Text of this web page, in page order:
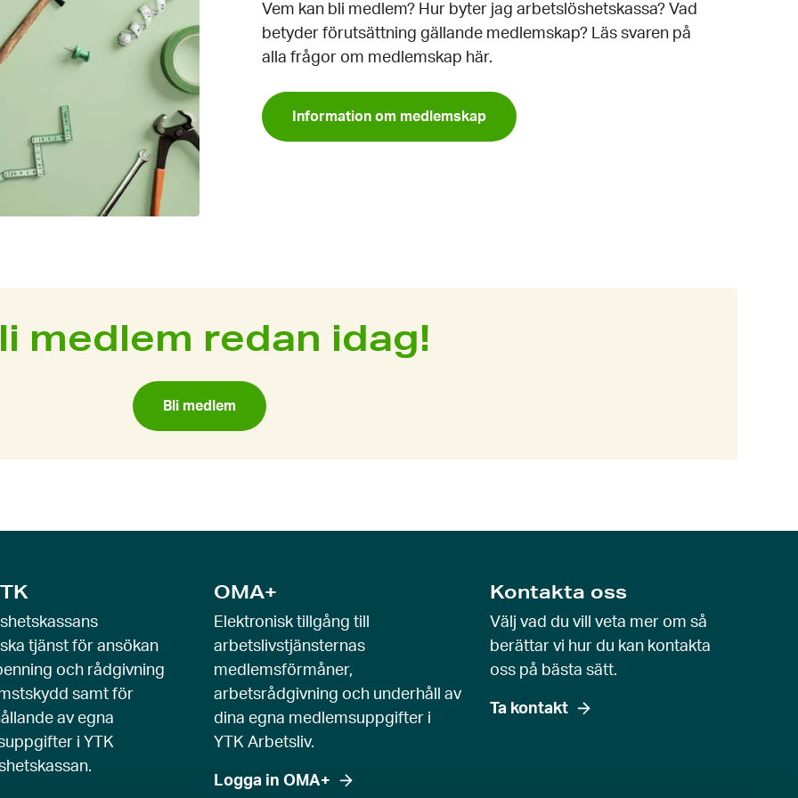
Vem kan bli medlem? Hur byter jag arbetslöshetskassa? Vad
betyder förutsättning gällande medlemskap? Läs svaren på
alla frågor om medlemskap här.
Information om medlemskap
medlem redan idag!
Bli medlem
tjänst för ansökan
och rådgivning
samt för
av egna
i YTK
OMA+
Elektronisk tillgång till
arbetslivstjänsternas
medlemsförmåner,
arbetsrådgivning och underhåll av
dina egna medlemsuppgifter i
YTK Arbetsliv.
Logga in OMA+
Kontakta oss
Välj vad du vill veta mer om så
berättar vi hur du kan kontakta
oss på bästa sätt.
Ta kontakt